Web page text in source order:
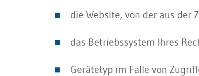
die Website, von der aus
das Betriebssystem Ihres
Gerätetyp im Falle von